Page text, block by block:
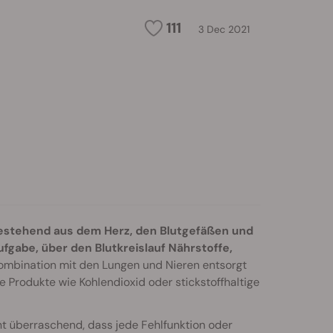
111 3 Dec 2021
aus dem Herz, den Blutgefäßen und
über den Blutkreislauf Nährstoffe,
mit den Lungen und Nieren entsorgt
wie Kohlendioxid oder stickstoffhaltige
dass jede Fehlfunktion oder